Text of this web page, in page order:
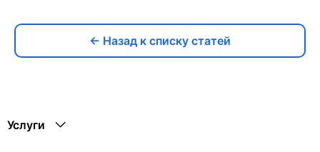
← Назад к списку статей
Услуги